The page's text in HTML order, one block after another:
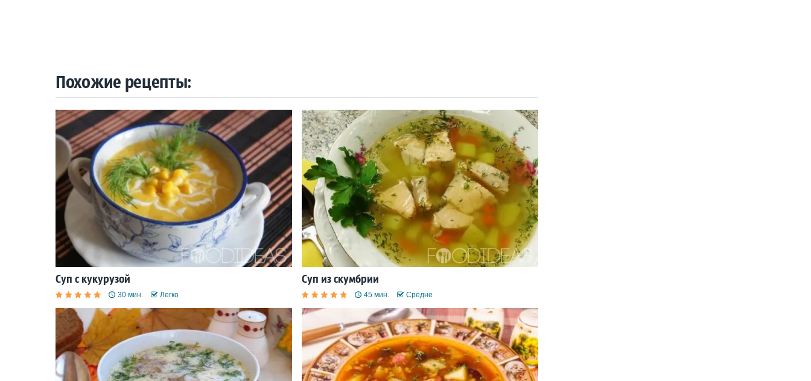
Похожие рецепты:
Суп с кукурузой
30 мин. Легко
Суп из скумбрии
45 мин. Средне